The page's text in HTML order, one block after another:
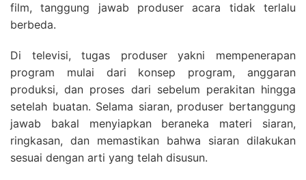
film, tanggung jawab produser acara tidak terlalu
berbeda.
Di televisi, tugas produser yakni mempenerapan
program mulai dari konsep program, anggaran
produksi, dan proses dari sebelum perakitan hingga
setelah buatan. Selama siaran, produser bertanggung
jawab bakal menyiapkan beraneka materi siaran,
ringkasan, dan memastikan bahwa siaran dilakukan
sesuai dengan arti yang telah disusun.